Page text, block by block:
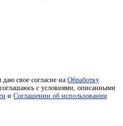
свое согласие на Обработку
с условиями, описанными
и Соглашении об использовании